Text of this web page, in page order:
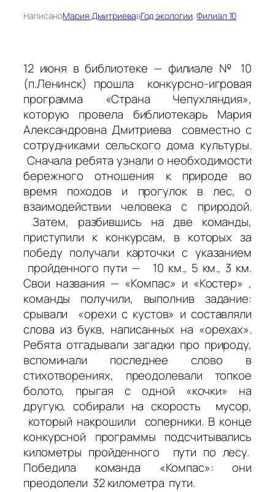
НаписаноМария ДмитриевавГод экологии, Филиал 10
12 июня в библиотеке — филиале № 10
(п.Ленинск) прошла конкурсно-игровая
программа «Страна Чепухляндия»,
которую провела библиотекарь Мария
Александровна Дмитриева совместно с
сотрудниками сельского дома культуры.
Сначала ребята узнали о необходимости
бережного отношения к природе во
время походов и прогулок в лес, о
взаимодействии человека с природой.
Затем, разбившись на две команды,
приступили к конкурсам, в которых за
победу получали карточки с указанием
пройденного пути — 10 км., 5 км., 3 км.
Свои названия — «Компас» и «Костер» ,
команды получили, выполнив задание:
срывали «орехи с кустов» и составляли
слова из букв, написанных на «орехах».
Ребята отгадывали загадки про природу,
вспоминали последнее слово в
стихотворениях, преодолевали топкое
болото, прыгая с одной «кочки» на
другую, собирали на скорость мусор,
который накрошили соперники. В конце
конкурсной программы подсчитывались
километры пройденного пути по лесу.
Победила команда «Компас»: они
преодолели 32 километра пути.